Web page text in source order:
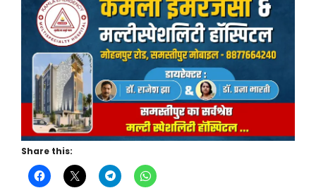
Share this: